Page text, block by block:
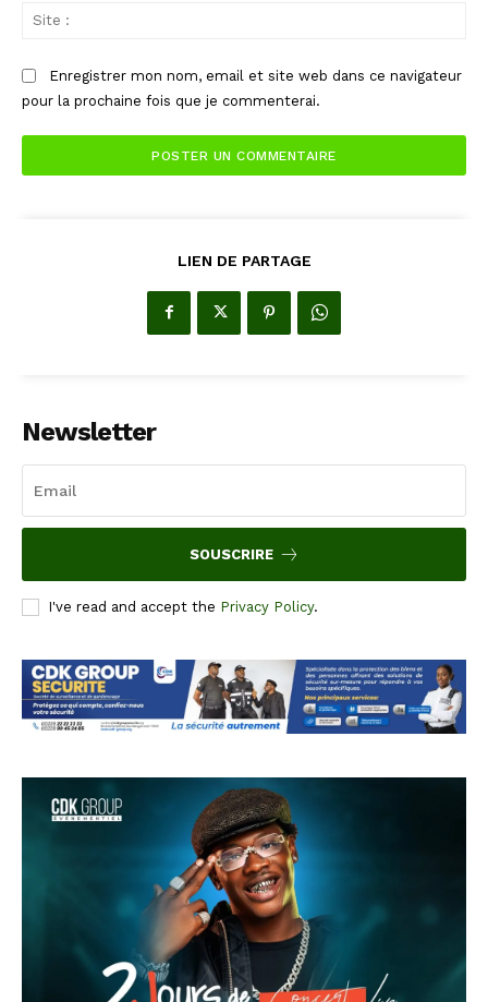
Enregistrer mon nom, email et site web dans ce navigateur
pour la prochaine fois que je commenterai.
LIEN DE PARTAGE
Newsletter
SOUSCRIRE
I've read and accept the Privacy Policy.